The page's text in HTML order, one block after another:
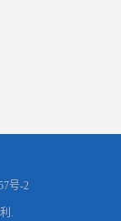
号-2
.